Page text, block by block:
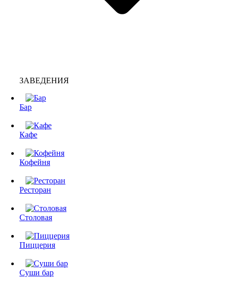
ЗАВЕДЕНИЯ
Бар
Кафе
Кофейня
Ресторан
Столовая
Пиццерия
Суши бар